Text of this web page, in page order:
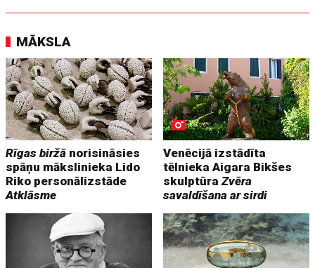
MĀKSLA
Rīgas biržā norisināsies
spāņu mākslinieka Lido
Riko personālizstāde
Atklāsme
Venēcijā izstādīta
tēlnieka Aigara Bikšes
skulptūraZvēra
savaldīšana ar sirdi